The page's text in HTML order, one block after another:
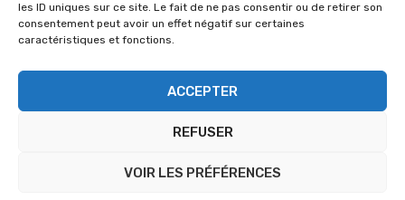
les ID uniques sur ce site. Le fait de ne pas consentir ou de retirer son
consentement peut avoir un effet négatif sur certaines
caractéristiques et fonctions.
ACCEPTER
REFUSER
VOIR LES PRÉFÉRENCES
CS Sécurité
Découvrez notre vaste sélection de matériel électronique et de sécurité
pour protéger votre foyer ou votre entreprise. Achetez des caméras de
surveillance, des systèmes d'alarme, des accessoires électroniques et
bien plus encore. Garantissez votre tranquillité d'esprit et profitez d'une
et équipez-vous avec les meilleurs produits de sécurité électronique sur